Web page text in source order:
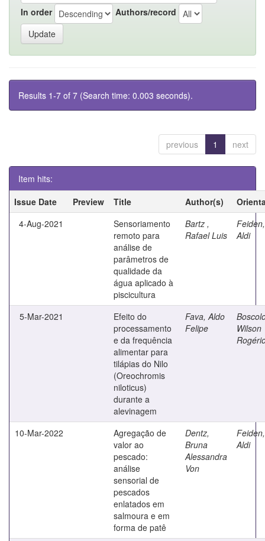
In order Authors/record
Results 1-7 of 7 (Search time: 0.003 seconds).
previous 1 next
Item hits:
Issue Date
Preview Title Author(s)
4-Aug-2021
Sensoriamento
remoto para
análise de
parâmetros de
qualidade da
água aplicado à
piscicultura
Bartz ,
Rafael Luis
Feiden,
Aldi
5-Mar-2021
Efeito do
processamento
e da frequência
alimentar para
tilápias do Nilo
(Oreochromis
niloticus)
durante a
alevinagem
Fava, Aldo
Felipe
Wilson
10-Mar-2022
Agregação de
valor ao
pescado:
análise
sensorial de
pescados
enlatados em
salmoura e em
forma de patê
Dentz,
Bruna
Alessandra
Von
Feiden,
Aldi